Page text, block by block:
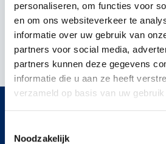
personaliseren, om functies voor
en om ons websiteverkeer te
informatie over uw gebruik van
partners voor social media,
partners kunnen deze gegevens
informatie die u aan ze heeft
verzameld op basis van uw
Noodzakelijk
Filter